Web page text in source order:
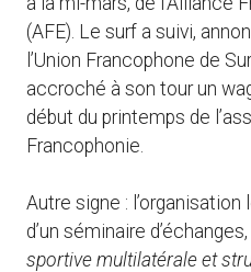
(AFE). Le surf a suivi,
l’Union Francophone de
accroché à son tour un
début du printemps de
Francophonie.
Autre signe :
d’un séminaire d’échanges,
sportive multilatérale et